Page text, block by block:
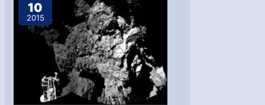
Raumfahrt
10
2015